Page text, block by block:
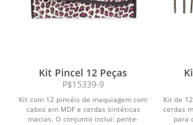
Kit Pincel 12 Peças
P$15339-9
Kit com 12 pincéis de maquiagem com
cabos em MDF e cerdas sintéticas
macias. O conjunto inclui: pente-
Kit de
cerdas
para